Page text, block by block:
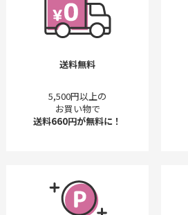
送料無料
5,500円以上の
お買い物で
送料660円が無料に！